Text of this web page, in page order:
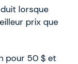
lorsque
prix que
pour 50 $ et